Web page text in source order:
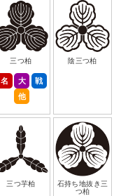
三つ柏
名 大
戦
他
陰三つ柏
三つ芋柏
石持ち地抜き三
つ柏